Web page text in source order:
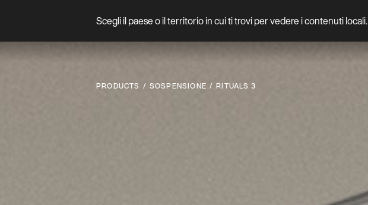
Scegli il paese o il territorio in cui ti trovi per vedere i contenuti locali.
PRODUCTS SOSPENSIONE RITUALS 3